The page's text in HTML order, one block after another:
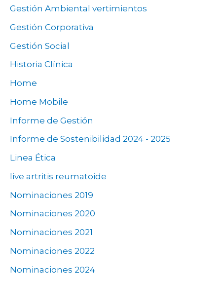
Gestión Ambiental vertimientos
Gestión Corporativa
Gestión Social
Historia Clínica
Home
Home Mobile
Informe de Gestión
Informe de Sostenibilidad 2024 - 2025
Linea Ética
live artritis reumatoide
Nominaciones 2019
Nominaciones 2020
Nominaciones 2021
Nominaciones 2022
Nominaciones 2024